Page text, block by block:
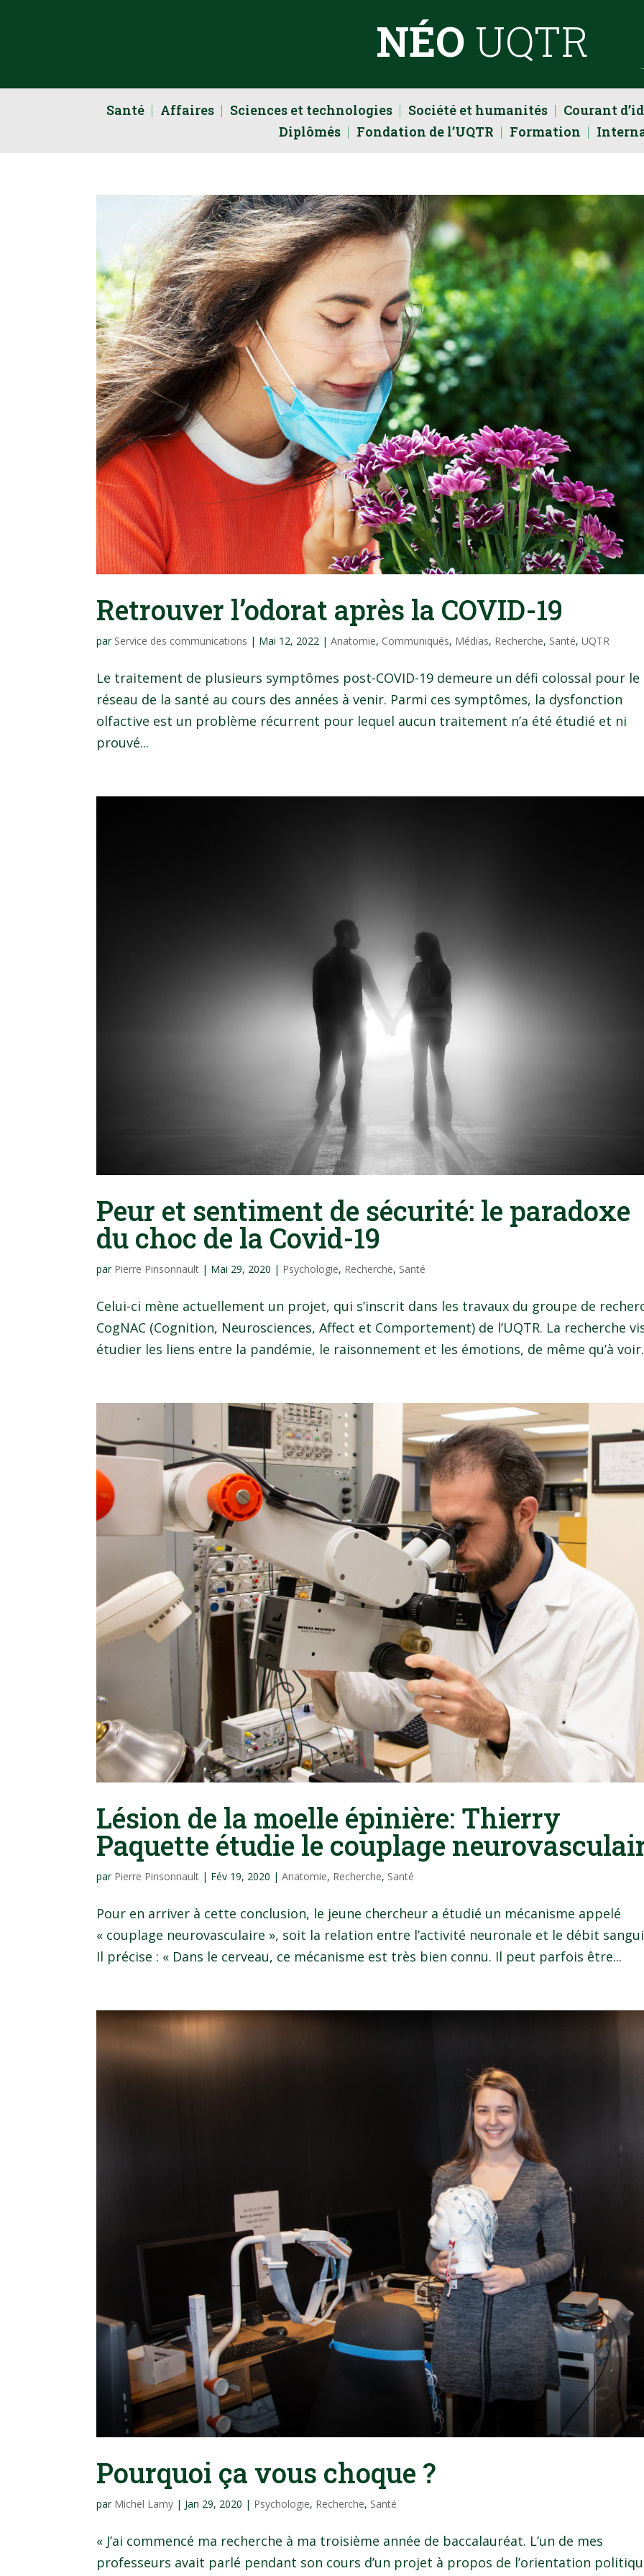
NÉO UQTR
Santé Affaires Sciences et technologies Société et humanités
Courant
Diplômés
Fondation de l’UQTR Formation
Retrouver l’odorat après la COVID-19
par Service des communications | Mai 12, 2022 |Anatomie, Communiqués, Médias, Recherche, Santé,UQTR
Le traitement de plusieurs symptômes post-COVID-19 demeure un défi colossal pour le
réseau de la santé au cours des années à venir. Parmi ces symptômes, la dysfonction
olfactive est un problème récurrent pour lequel aucun traitement n’a été étudié et ni
prouvé...
Peur et sentiment de sécurité: le paradoxe
du choc de la Covid-19
par Pierre Pinsonnault | Mai 29, 2020 | Psychologie, Recherche, Santé
Celui-ci mène actuellement un projet, qui s’inscrit dans les travaux du groupe de
CogNAC (Cognition, Neurosciences, Affect et Comportement) de l’UQTR. La recherche
étudier les liens entre la pandémie, le raisonnement et les émotions, de même qu’à
Lésion de la moelle épinière: Thierry
Paquette étudie le couplage
par Pierre Pinsonnault | Fév 19, 2020 |Anatomie, Recherche, Santé
Pour en arriver à cette conclusion, le jeune chercheur a étudié un mécanisme appelé
« couplage neurovasculaire », soit la relation entre l’activité neuronale et le débit
Il précise : « Dans le cerveau, ce mécanisme est très bien connu. Il peut parfois être...
Pourquoi ça vous choque ?
par Michel Lamy | Jan 29, 2020 | Psychologie, Recherche, Santé
« J’ai commencé ma recherche à ma troisième année de baccalauréat. L’un de mes
professeurs avait parlé pendant son cours d’un projet à propos de l’orientation